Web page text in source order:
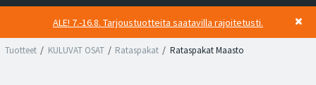
ALE! 7.-16.8. Tarjoustuotteita saatavilla rajoitetusti.
Tuotteet KULUVAT OSAT Rataspakat Rataspakat Maasto